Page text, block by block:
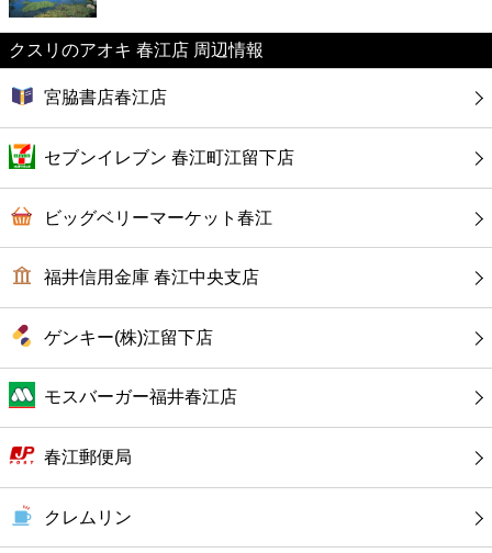
薬局
スーパー
エンタメ
レジャー
書店
ファミレス
ファーストフード
カフェ
ショッピング
クスリのアオキ 春江店 周辺情報
宮脇書店春江店
セブンイレブン 春江町江留下店
ビッグベリーマーケット春江
福井信用金庫 春江中央支店
ゲンキー(株)江留下店
モスバーガー福井春江店
春江郵便局
クレムリン